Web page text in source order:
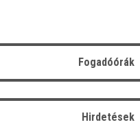
Fogadóórák
Hirdetések